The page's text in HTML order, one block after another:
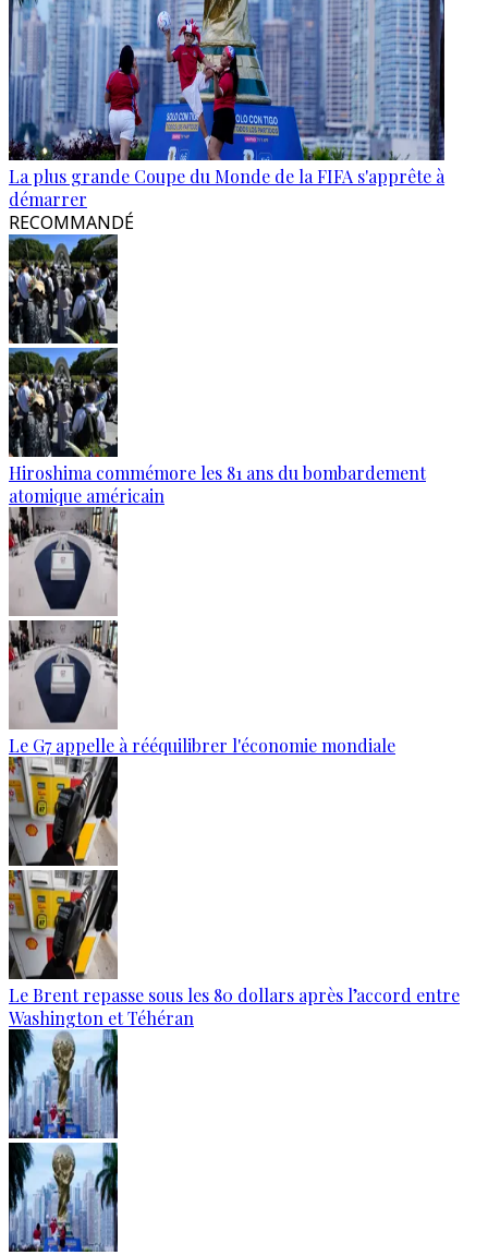
La plus grande Coupe du Monde de la FIFA s'apprête à
démarrer
RECOMMANDÉ
Hiroshima commémore les 81 ans du bombardement
atomique américain
Le G7 appelle à rééquilibrer l'économie mondiale
Le Brent repasse sous les 80 dollars après l’accord entre
Washington et Téhéran